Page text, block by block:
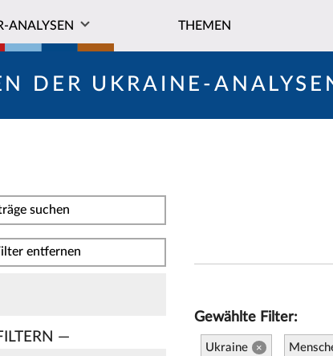
ANALYSEN THEMEN
DER UKRAINE-
suchen
entfernen
—
Gewählte Filter:
Ukraine ×